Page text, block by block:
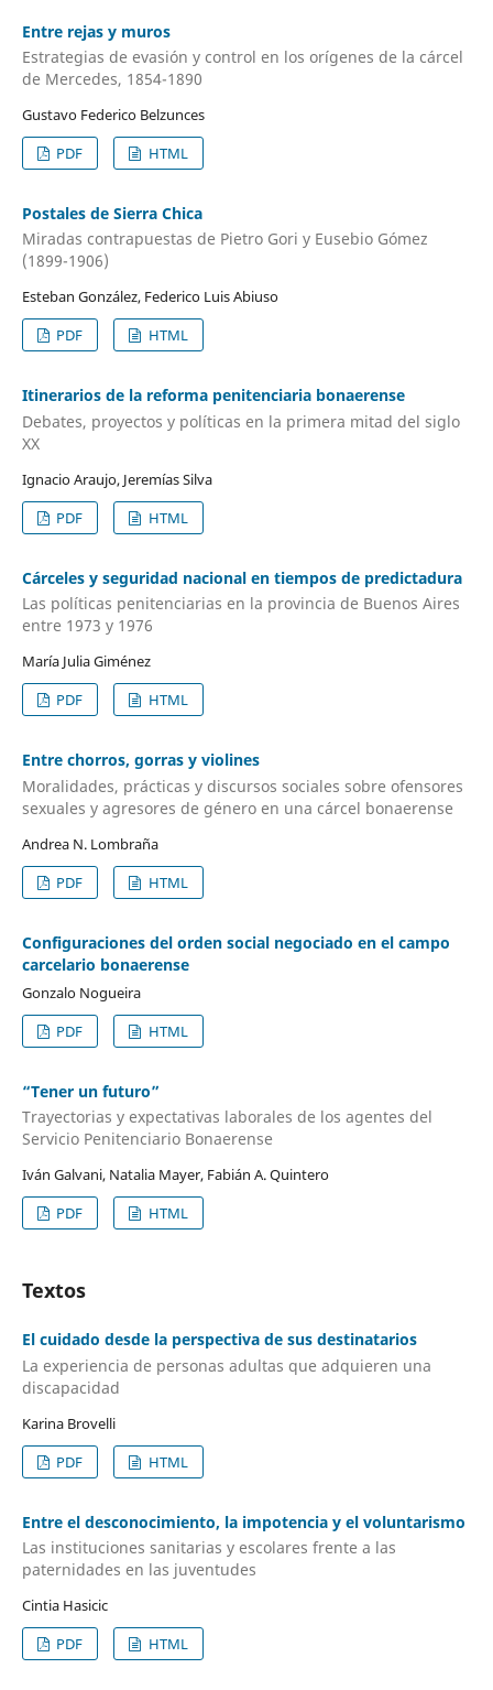
Entre rejas y muros
Estrategias de evasión y control en los orígenes de la cárcel
de Mercedes, 1854-1890
Gustavo Federico Belzunces
PDF
HTML
Postales de Sierra Chica
Miradas contrapuestas de Pietro Gori y Eusebio Gómez
(1899-1906)
Esteban González, Federico Luis Abiuso
PDF
HTML
Itinerarios de la reforma penitenciaria bonaerense
Debates, proyectos y políticas en la primera mitad del siglo
XX
Ignacio Araujo, Jeremías Silva
PDF
HTML
Cárceles y seguridad nacional en tiempos de predictadura
Las políticas penitenciarias en la provincia de Buenos Aires
entre 1973 y 1976
María Julia Giménez
PDF
HTML
Entre chorros, gorras y violines
Moralidades, prácticas y discursos sociales sobre ofensores
sexuales y agresores de género en una cárcel bonaerense
Andrea N. Lombraña
PDF
HTML
Configuraciones del orden social negociado en el campo
carcelario bonaerense
Gonzalo Nogueira
PDF
HTML
“Tener un futuro”
Trayectorias y expectativas laborales de los agentes del
Servicio Penitenciario Bonaerense
Iván Galvani, Natalia Mayer, Fabián A. Quintero
PDF
HTML
Textos
El cuidado desde la perspectiva de sus destinatarios
La experiencia de personas adultas que adquieren una
discapacidad
Karina Brovelli
PDF
HTML
Entre el desconocimiento, la impotencia y el voluntarismo
Las instituciones sanitarias y escolares frente a las
paternidades en las juventudes
Cintia Hasicic
PDF
HTML